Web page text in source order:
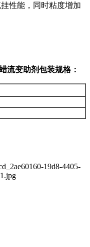
性能，同时粘度增加
流变助剂包装规格：